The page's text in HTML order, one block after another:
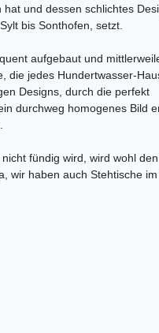
und dessen schlichtes
bis Sonthofen, setzt.
aufgebaut und
die jedes Hundertwasser-
Designs, durch die perfekt
durchweg homogenes Bild
fündig wird, wird wohl
wir haben auch Stehtische